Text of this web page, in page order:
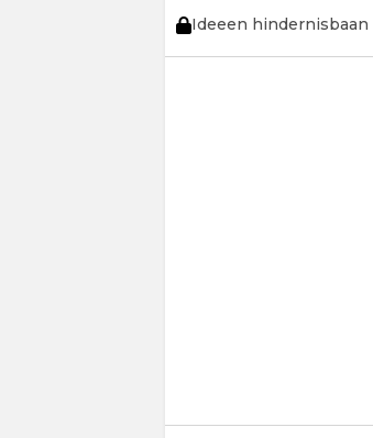
Ideeen hindernisbaan